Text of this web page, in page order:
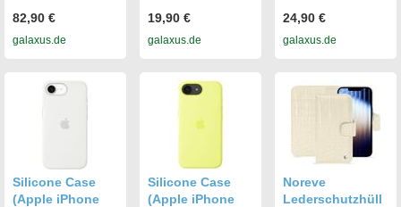
iPhone 16e),
Smartphone
82,90 €
galaxus.de
Smartphone
Hülle, Rosa
19,90 €
galaxus.de
Smartphone
Hülle, Grün
24,90 €
galaxus.de
Silicone Case
(Apple iPhone
Silicone Case
(Apple iPhone
Noreve
Lederschutzhüll